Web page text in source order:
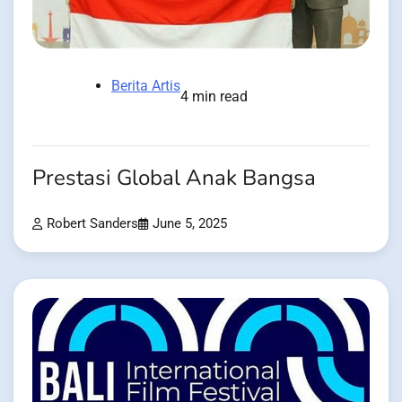
Berita Artis
4 min read
Prestasi Global Anak Bangsa
Robert Sanders June 5, 2025